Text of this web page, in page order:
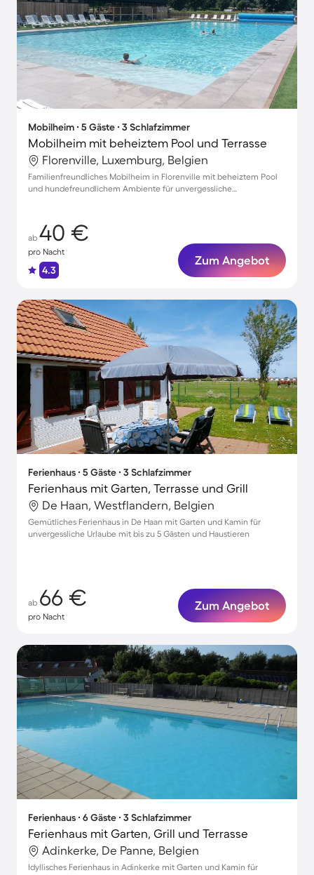
Mobilheim ∙ 5 Gäste ∙ 3 Schlafzimmer
Mobilheim mit beheiztem Pool und Terrasse
Florenville, Luxemburg, Belgien
Familienfreundliches Mobilheim in Florenville mit beheiztem Pool
und hundefreundlichem Ambiente für unvergessliche
ab 40 €
pro Nacht
4.3
Zum Angebot
Ferienhaus ∙ 5 Gäste ∙ 3 Schlafzimmer
Ferienhaus mit Garten, Terrasse und Grill
De Haan, Westflandern, Belgien
Gemütliches Ferienhaus in De Haan mit Garten und Kamin für
unvergessliche Urlaube mit bis zu 5 Gästen und Haustieren
ab 66 €
pro Nacht
Zum Angebot
Ferienhaus ∙ 6 Gäste ∙ 3 Schlafzimmer
Ferienhaus mit Garten, Grill und Terrasse
Adinkerke, De Panne, Belgien
Idyllisches Ferienhaus in Adinkerke mit Garten und Kamin für